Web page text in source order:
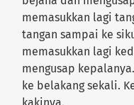
memasukkan lagi
tangan sampai ke
memasukkan lagi
mengusap
ke belakang sekali.